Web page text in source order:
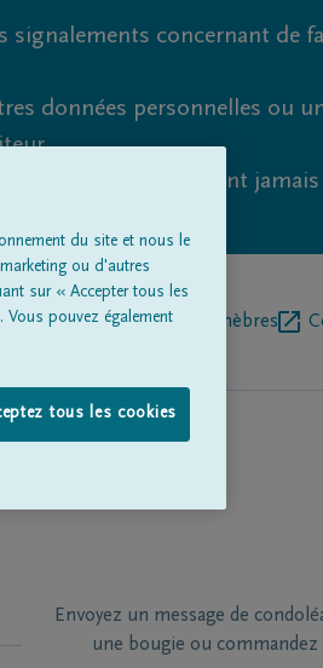
signalements concernant de
données personnelles ou
de fraude ne peuvent
de pompes funèbres
Envoyez un message de
une bougie ou commandez
du site et nous le
ou d'autres
sur « Accepter tous les
pouvez également
tous les cookies